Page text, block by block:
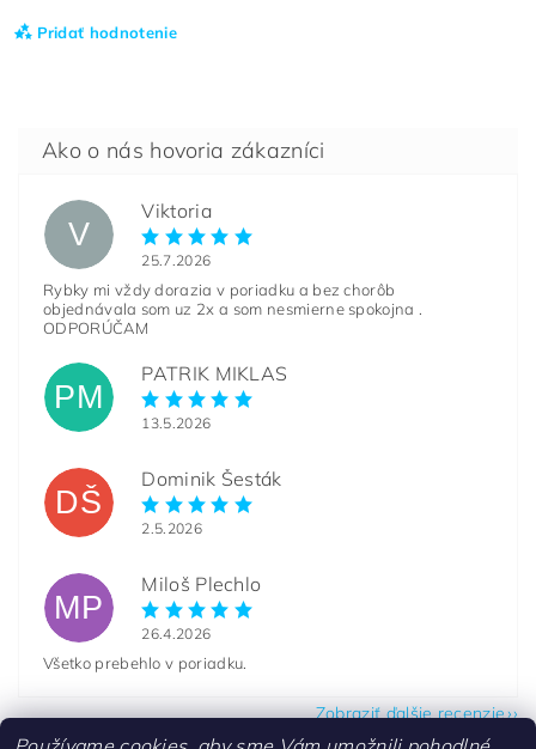
Pridať hodnotenie
V
Viktoria
25.7.2026
Rybky mi vždy dorazia v poriadku a bez chorôb
objednávala som uz 2x a som nesmierne spokojna .
ODPORÚČAM
PM
PATRIK MIKLAS
13.5.2026
DŠ
Dominik Šesták
2.5.2026
MP
Miloš Plechlo
26.4.2026
Všetko prebehlo v poriadku.
Zobraziť ďalšie recenzie